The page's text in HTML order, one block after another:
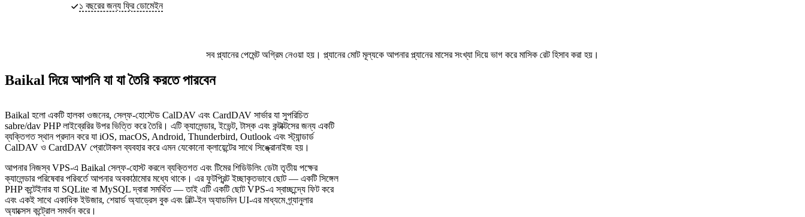
১ বছরের জন্য ফ্রি ডোমেইন
সব প্ল্যানের পেমেন্ট অগ্রিম নেওয়া হয়। প্ল্যানের মোট মূল্যকে আপনার প্ল্যানের মাসের সংখ্যা দিয়ে ভাগ করে মাসিক রেট হিসাব করা হয়।
Baikal দিয়ে আপনি যা যা তৈরি করতে পারবেন
Baikal হলো একটি হালকা ওজনের, সেল্ফ-হোস্টেড CalDAV এবং CardDAV সার্ভার যা সুপরিচিত
sabre/dav PHP লাইব্রেরির উপর ভিত্তি করে তৈরি। এটি ক্যালেন্ডার, ইভেন্ট, টাস্ক এবং কন্টাক্টসের জন্য একটি
ব্যক্তিগত স্থান প্রদান করে যা iOS, macOS, Android, Thunderbird, Outlook এবং স্ট্যান্ডার্ড
CalDAV ও CardDAV প্রোটোকল ব্যবহার করে এমন যেকোনো ক্লায়েন্টের সাথে সিঙ্ক্রোনাইজ হয়।
আপনার নিজস্ব VPS-এ Baikal সেল্ফ-হোস্ট করলে ব্যক্তিগত এবং টিমের শিডিউলিং ডেটা তৃতীয় পক্ষের
ক্যালেন্ডার পরিষেবার পরিবর্তে আপনার অবকাঠামোর মধ্যে থাকে। এর ফুটপ্রিন্ট ইচ্ছাকৃতভাবে ছোট — একটি সিঙ্গেল
PHP কন্টেইনার যা SQLite বা MySQL দ্বারা সমর্থিত — তাই এটি একটি ছোট VPS-এ স্বাচ্ছন্দ্যে ফিট করে
এবং একই সাথে একাধিক ইউজার, শেয়ার্ড অ্যাড্রেস বুক এবং বিল্ট-ইন অ্যাডমিন UI-এর মাধ্যমে গ্র্যানুলার
অ্যাক্সেস কন্ট্রোল সমর্থন করে।